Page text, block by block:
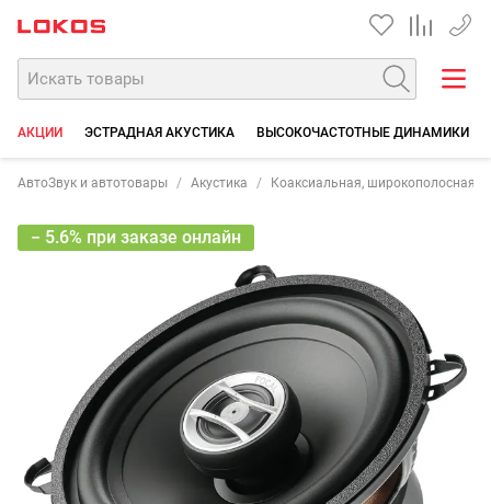
+7
АКЦИИ ЭСТРАДНАЯ АКУСТИКА ВЫСОКОЧАСТОТНЫЕ ДИНАМИКИ
АвтоЗвук и автотовары Акустика Коаксиальная, широкополосная
− 5.6% при заказе онлайн